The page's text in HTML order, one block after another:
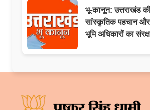
भू-कानून: उत्तराखंड
सांस्कृतिक पहचान और
भूमि अधिकारों का